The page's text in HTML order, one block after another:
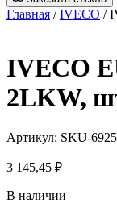
Главная /IVECO /
IVECO
2LKW,
Артикул: SKU-
3 145,45 ₽
В наличии